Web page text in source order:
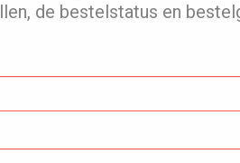
de bestelstatus en